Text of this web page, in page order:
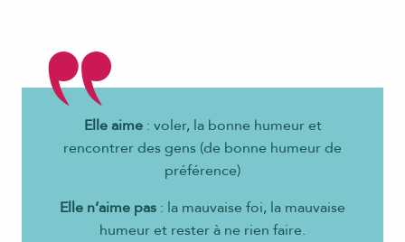
Elle aime: voler, la bonne humeur et
rencontrer des gens (de bonne humeur de
préférence)
Elle n’aime pas : la mauvaise foi, la mauvaise
humeur et rester à ne rien faire.